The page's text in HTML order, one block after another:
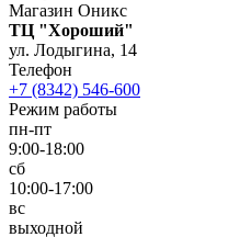
Магазин Оникс
ТЦ "Хороший"
ул. Лодыгина, 14
Телефон
+7 (8342) 546-600
Режим работы
пн-пт
9:00-18:00
сб
10:00-17:00
вс
выходной